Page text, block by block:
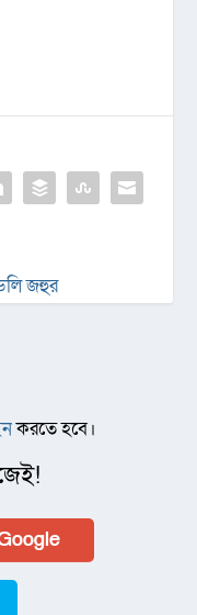
জহুর
করতে হবে।